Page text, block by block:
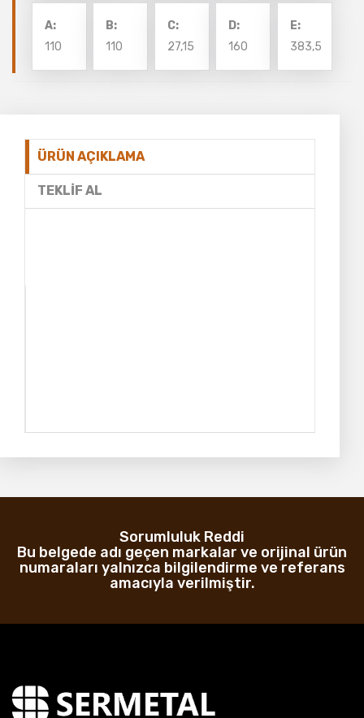
A:
110
B:
110
C:
27,15
D:
160
E:
383,5
ÜRÜN AÇIKLAMA
TEKLIF AL
Sorumluluk Reddi
Bu belgede adı geçen markalar ve orijinal ürün
numaraları yalnızca bilgilendirme ve referans
amacıyla verilmiştir.